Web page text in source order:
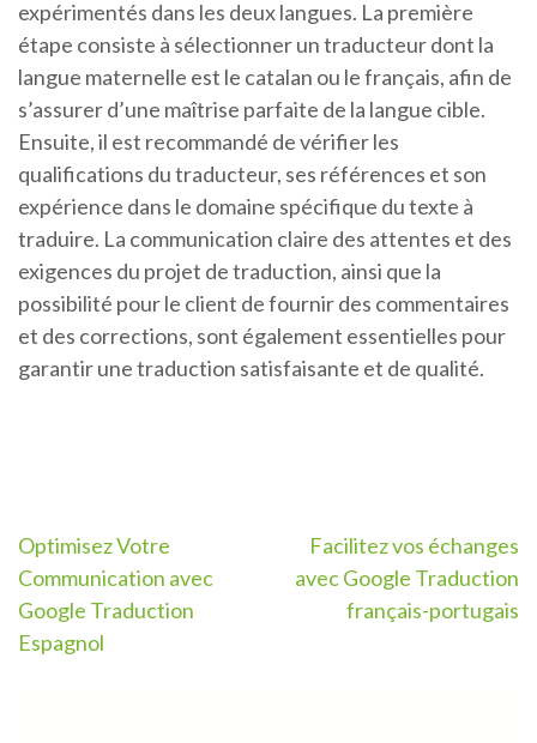
expérimentés dans les deux langues. La première
étape consiste à sélectionner un traducteur dont la
langue maternelle est le catalan ou le français, afin de
s’assurer d’une maîtrise parfaite de la langue cible.
Ensuite, il est recommandé de vérifier les
qualifications du traducteur, ses références et son
expérience dans le domaine spécifique du texte à
traduire. La communication claire des attentes et des
exigences du projet de traduction, ainsi que la
possibilité pour le client de fournir des commentaires
et des corrections, sont également essentielles pour
garantir une traduction satisfaisante et de qualité.
Navigation
de
l’article
Optimisez Votre
Communication avec
Google Traduction
Espagnol
Facilitez vos échanges
avec Google Traduction
français-portugais